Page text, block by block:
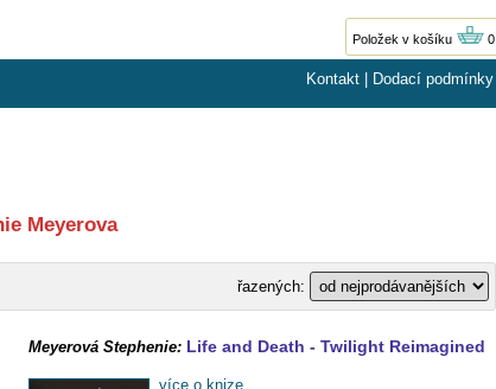
Položek v košíku 0
Kontakt Dodací podmínky
Meyerova
řazených:
Meyerová Stephenie: Life and Death - Twilight Reimagined
více o knize